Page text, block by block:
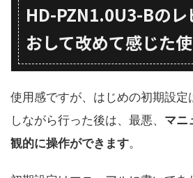
HD-PZN1.0U3-Bのレ
おして改めて感じた
使用感ですが、はじめの初期設定
しながら行った後は、最悪、 マニ
観的に操作ができます。